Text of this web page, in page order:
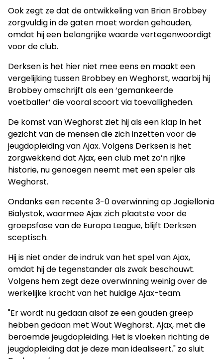
Ook zegt ze dat de ontwikkeling van Brian Brobbey
zorgvuldig in de gaten moet worden gehouden,
omdat hij een belangrijke waarde vertegenwoordigt
voor de club.
Derksen is het hier niet mee eens en maakt een
vergelijking tussen Brobbey en Weghorst, waarbij hij
Brobbey omschrijft als een ‘gemankeerde
voetballer’ die vooral scoort via toevalligheden.
De komst van Weghorst ziet hij als een klap in het
gezicht van de mensen die zich inzetten voor de
jeugdopleiding van Ajax. Volgens Derksen is het
zorgwekkend dat Ajax, een club met zo’n rijke
historie, nu genoegen neemt met een speler als
Weghorst.
Ondanks een recente 3-0 overwinning op Jagiellonia
Bialystok, waarmee Ajax zich plaatste voor de
groepsfase van de Europa League, blijft Derksen
sceptisch.
Hij is niet onder de indruk van het spel van Ajax,
omdat hij de tegenstander als zwak beschouwt.
Volgens hem zegt deze overwinning weinig over de
werkelijke kracht van het huidige Ajax-team.
"Er wordt nu gedaan alsof ze een gouden greep
hebben gedaan met Wout Weghorst. Ajax, met die
beroemde jeugdopleiding. Het is vloeken richting de
jeugdopleiding dat je deze man idealiseert." zo sluit